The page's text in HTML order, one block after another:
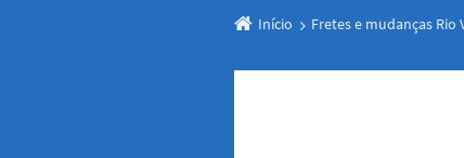
Início Fretes e mudanças Rio